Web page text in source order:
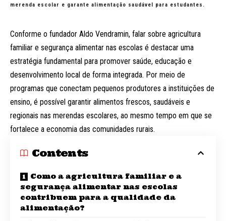
merenda escolar e garante alimentação saudável para estudantes.
Conforme o fundador Aldo Vendramin, falar sobre agricultura
familiar e segurança alimentar nas escolas é destacar uma
estratégia fundamental para promover saúde, educação e
desenvolvimento local de forma integrada. Por meio de
programas que conectam pequenos produtores a instituições de
ensino, é possível garantir alimentos frescos, saudáveis e
regionais nas merendas escolares, ao mesmo tempo em que se
fortalece a economia das comunidades rurais.
Contents
Como a agricultura familiar e a
segurança alimentar nas escolas
contribuem para a qualidade da
alimentação?